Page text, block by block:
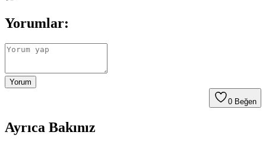
Yorumlar:
Yorum
0 Beğen
Ayrıca Bakınız